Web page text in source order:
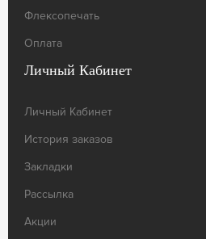
Флексопечать
Оплата
Личный Кабинет
Личный Кабинет
История заказов
Закладки
Рассылка
Акции